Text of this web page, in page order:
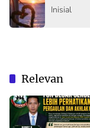
Inisial
Relevan